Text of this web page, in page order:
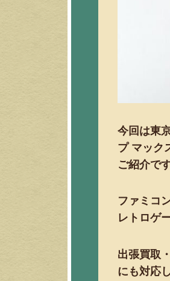
今回は東
プ マック
ご紹介です
ファミコ
レトロゲ
出張買取
にも対応